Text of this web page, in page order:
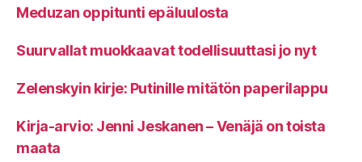
Meduzan oppitunti epäluulosta
Suurvallat muokkaavat todellisuuttasi jo nyt
Zelenskyin kirje: Putinille mitätön paperilappu
Kirja-arvio: Jenni Jeskanen – Venäjä on toista
maata